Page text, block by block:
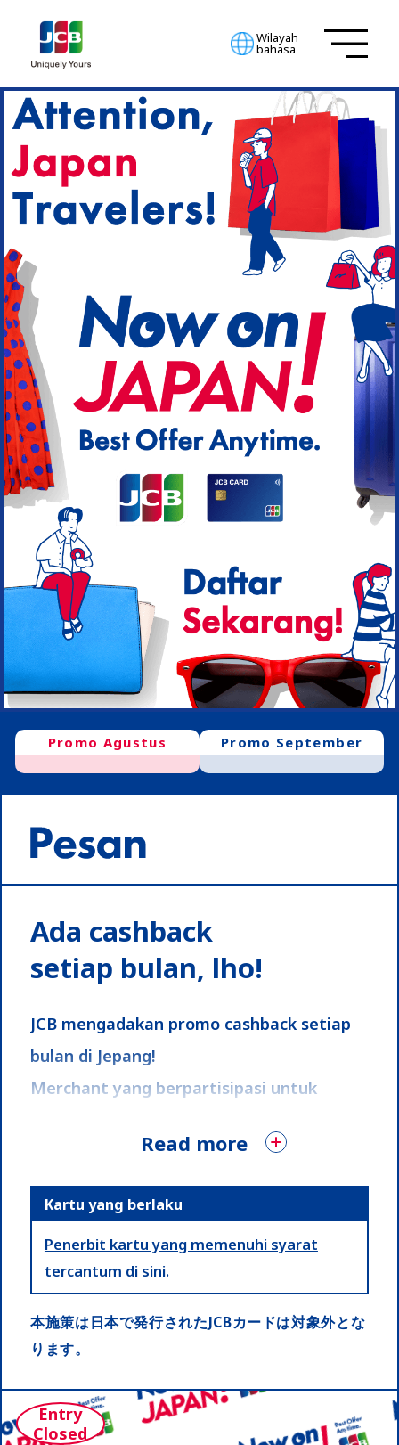
Wilayah
bahasa
Promo Agustus Promo September
Ada cashback
setiap bulan, lho!
JCB mengadakan promo cashback setiap
bulan di Jepang!
Merchant yang berpartisipasi untuk
jadi pastikan Anda terus mengunjungi
situs ini agar tidak ketinggalan
penawaran menariknya!
Read more
Kartu yang berlaku
Penerbit kartu yang memenuhi syarat
tercantum di sini.
本施策は日本で発行されたJCBカードは対象外とな
ります。
Entry
Closed